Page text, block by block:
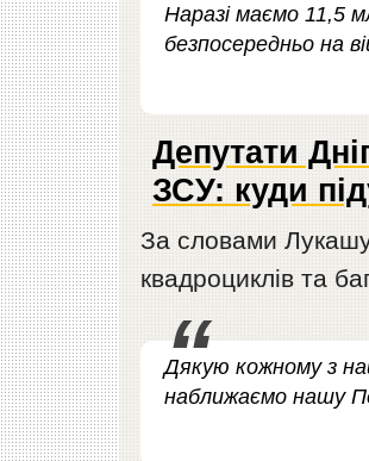
Наразі маємо 11,5
безпосередньо на
Депутати
ЗСУ: куди
За словами
квадроциклів та
Дякую кожному з
наближаємо нашу